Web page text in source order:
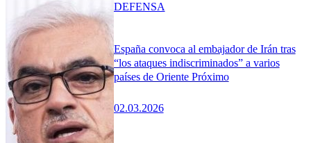
España convoca al embajador de Irán tras
“los ataques indiscriminados” a varios
países de Oriente Próximo
02.03.2026
DEFENSA